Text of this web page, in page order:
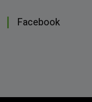
Facebook